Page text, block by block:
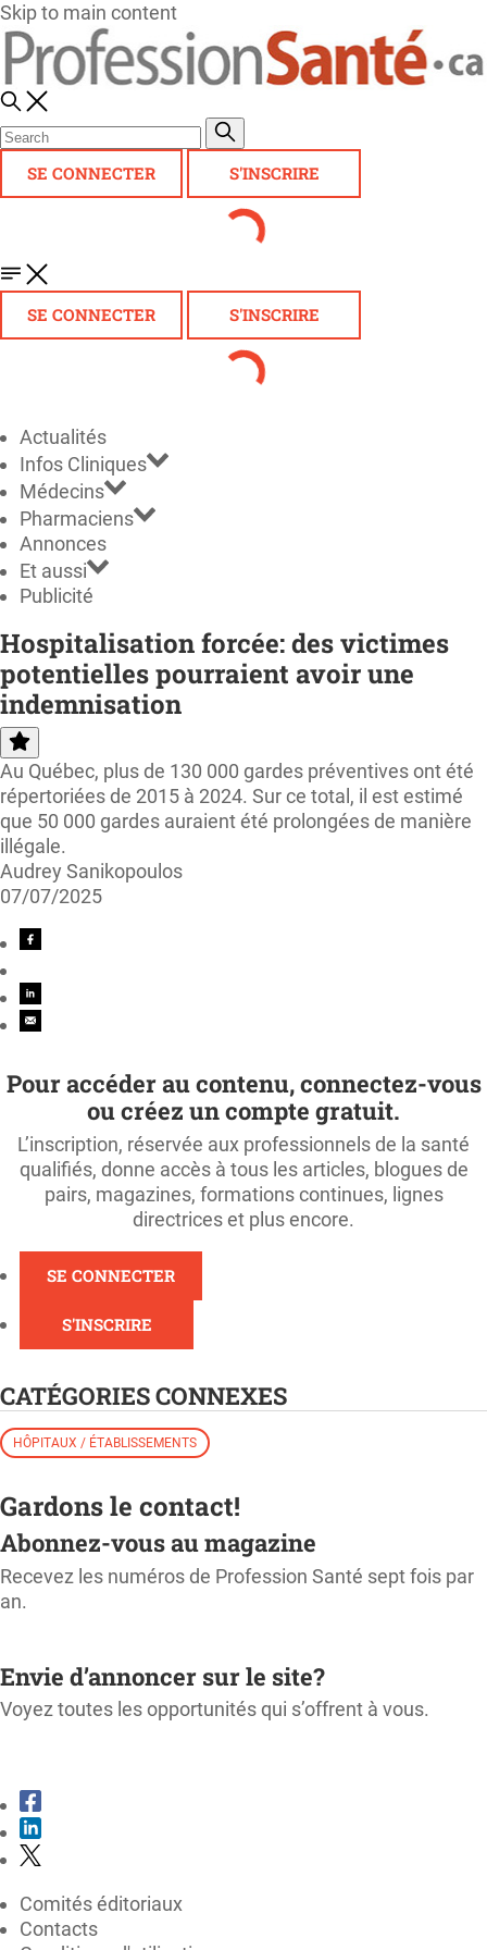
Skip to main content
SE CONNECTER S'INSCRIRE
SE CONNECTER S'INSCRIRE
Actualités
Infos Cliniques
Médecins
Pharmaciens
Annonces
Et aussi
Publicité
Hospitalisation forcée: des victimes
potentielles pourraient avoir une
indemnisation
Au Québec, plus de 130 000 gardes préventives ont été
répertoriées de 2015 à 2024. Sur ce total, il est estimé
que 50 000 gardes auraient été prolongées de manière
illégale.
Audrey Sanikopoulos
07/07/2025
Pour accéder au contenu, connectez-vous
ou créez un compte gratuit.
L’inscription, réservée aux professionnels de la santé
qualifiés, donne accès à tous les articles, blogues de
pairs, magazines, formations continues, lignes
directrices et plus encore.
SE CONNECTER
S'INSCRIRE
CATÉGORIES CONNEXES
HÔPITAUX / ÉTABLISSEMENTS
Gardons le contact!
Abonnez-vous au magazine
Recevez les numéros de Profession Santé sept fois par
an.
Envie d’annoncer sur le site?
Voyez toutes les opportunités qui s’offrent à vous.
Comités éditoriaux
Contacts